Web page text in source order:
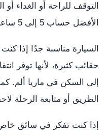
التوقف للراحة أو الغداء
الأفضل حساب 5 إلى 5 ساعات ونصف تقريبًا.
السيارة مناسبة جدًا إذا
حقائب كثيرة، لأنها توفر
إلى السكن في ماريا ألم.
الطريق أو متابعة الرحلة
إذا كنت تفكر في سائق